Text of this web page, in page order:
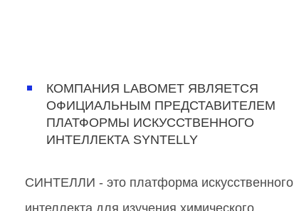
КОМПАНИЯ LABOMET ЯВЛЯЕТСЯ
ОФИЦИАЛЬНЫМ ПРЕДСТАВИТЕЛЕМ
ПЛАТФОРМЫ ИСКУССТВЕННОГО
ИНТЕЛЛЕКТА SYNTELLY
СИНТЕЛЛИ - это платформа искусственного
интеллекта для изучения химического